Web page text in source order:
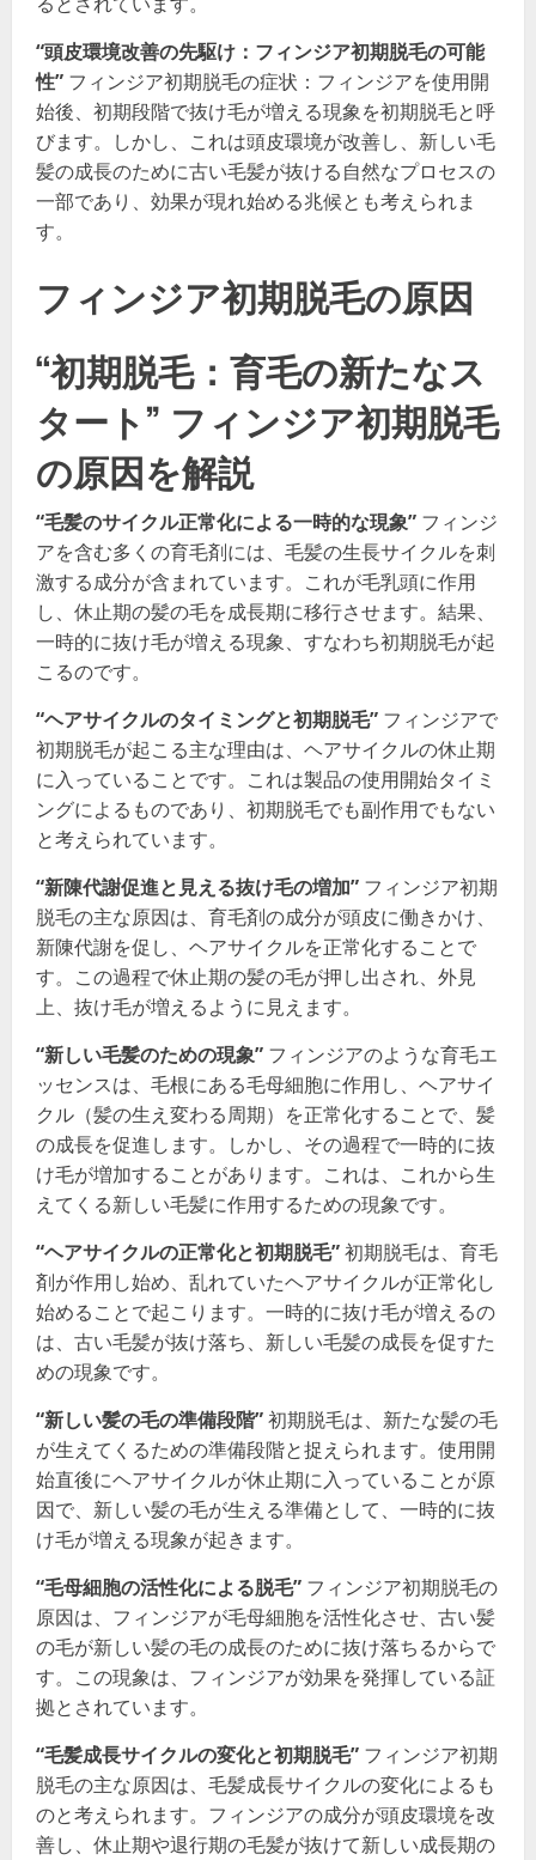
“頭皮環境改善の先駆け：フィンジア初期脱毛の可能
性” フィンジア初期脱毛の症状：フィンジアを使用開
始後、初期段階で抜け毛が増える現象を初期脱毛と呼
びます。しかし、これは頭皮環境が改善し、新しい毛
髪の成長のために古い毛髪が抜ける自然なプロセスの
一部であり、効果が現れ始める兆候とも考えられま
す。
フィンジア初期脱毛の原因
“初期脱毛：育毛の新たなス
タート” フィンジア初期脱毛
の原因を解説
“毛髪のサイクル正常化による一時的な現象” フィンジ
アを含む多くの育毛剤には、毛髪の生長サイクルを刺
激する成分が含まれています。これが毛乳頭に作用
し、休止期の髪の毛を成長期に移行させます。結果、
一時的に抜け毛が増える現象、すなわち初期脱毛が起
こるのです。
“ヘアサイクルのタイミングと初期脱毛” フィンジアで
初期脱毛が起こる主な理由は、ヘアサイクルの休止期
に入っていることです。これは製品の使用開始タイミ
ングによるものであり、初期脱毛でも副作用でもない
と考えられています。
“新陳代謝促進と見える抜け毛の増加” フィンジア初期
脱毛の主な原因は、育毛剤の成分が頭皮に働きかけ、
新陳代謝を促し、ヘアサイクルを正常化することで
す。この過程で休止期の髪の毛が押し出され、外見
上、抜け毛が増えるように見えます。
“新しい毛髪のための現象” フィンジアのような育毛エ
ッセンスは、毛根にある毛母細胞に作用し、ヘアサイ
クル（髪の生え変わる周期）を正常化することで、髪
の成長を促進します。しかし、その過程で一時的に抜
け毛が増加することがあります。これは、これから生
えてくる新しい毛髪に作用するための現象です。
“ヘアサイクルの正常化と初期脱毛”初期脱毛は、育毛
剤が作用し始め、乱れていたヘアサイクルが正常化し
始めることで起こります。一時的に抜け毛が増えるの
は、古い毛髪が抜け落ち、新しい毛髪の成長を促すた
めの現象です。
“新しい髪の毛の準備段階”初期脱毛は、新たな髪の毛
が生えてくるための準備段階と捉えられます。使用開
始直後にヘアサイクルが休止期に入っていることが原
因で、新しい髪の毛が生える準備として、一時的に抜
け毛が増える現象が起きます。
“毛母細胞の活性化による脱毛” フィンジア初期脱毛の
原因は、フィンジアが毛母細胞を活性化させ、古い髪
の毛が新しい髪の毛の成長のために抜け落ちるからで
す。この現象は、フィンジアが効果を発揮している証
拠とされています。
“毛髪成長サイクルの変化と初期脱毛” フィンジア初期
脱毛の主な原因は、毛髪成長サイクルの変化によるも
のと考えられます。フィンジアの成分が頭皮環境を改
善し、休止期や退行期の毛髪が抜けて新しい成長期の